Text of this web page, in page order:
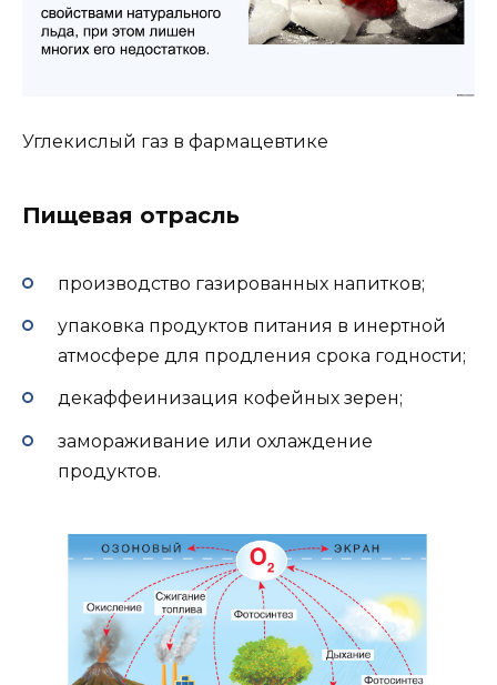
Углекислый газ в фармацевтике
Пищевая отрасль
производство газированных напитков;
упаковка продуктов питания в инертной
атмосфере для продления срока годности;
декаффеинизация кофейных зерен;
замораживание или охлаждение
продуктов.